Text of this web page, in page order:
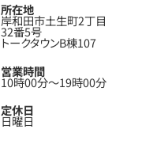
所在地
岸和田市土生町2丁目
32番5号
トークタウンB棟107
営業時間
10時00分〜19時00分
定休日
日曜日